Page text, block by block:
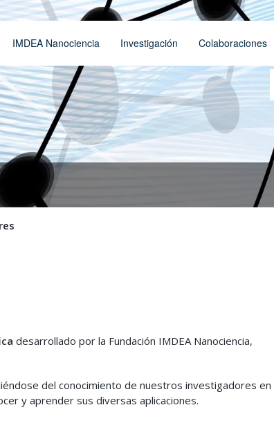
IMDEA Nanociencia Investigación Colaboraciones
desarrollado por la Fundación IMDEA Nanociencia,
del conocimiento de nuestros investigadores en
y aprender sus diversas aplicaciones.